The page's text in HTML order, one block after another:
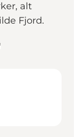
alt
Fjord.